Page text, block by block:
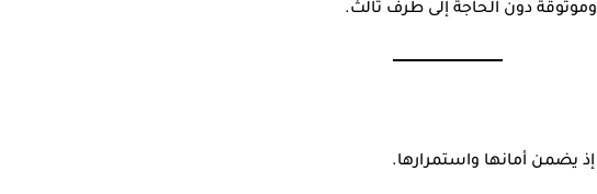
دون الحاجة إلى طرف ثالث.
يضمن أمانها واستمرارها.